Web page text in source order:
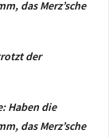
das Merz’sche
der
Haben die
das Merz’sche